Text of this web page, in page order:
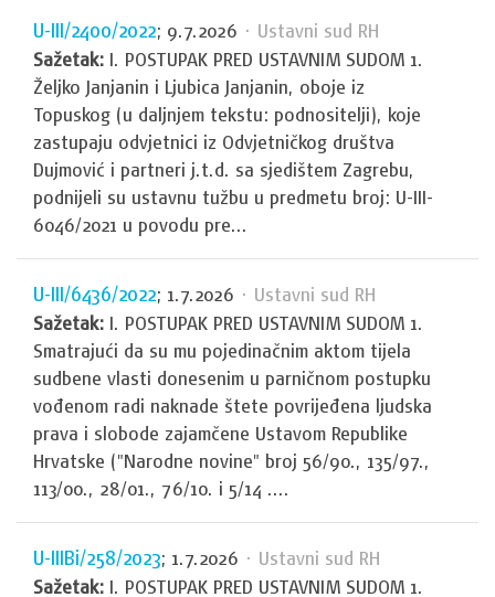
U-III/2400/2022; 9.7.2026 · Ustavni sud RH
Sažetak: I. POSTUPAK PRED USTAVNIM SUDOM 1.
Željko Janjanin i Ljubica Janjanin, oboje iz
Topuskog (u daljnjem tekstu: podnositelji), koje
zastupaju odvjetnici iz Odvjetničkog društva
Dujmović i partneri j.t.d. sa sjedištem Zagrebu,
podnijeli su ustavnu tužbu u predmetu broj: U-III-
6046/2021 u povodu pre...
U-III/6436/2022; 1.7.2026 · Ustavni sud RH
Sažetak: I. POSTUPAK PRED USTAVNIM SUDOM 1.
Smatrajući da su mu pojedinačnim aktom tijela
sudbene vlasti donesenim u parničnom postupku
vođenom radi naknade štete povrijeđena ljudska
prava i slobode zajamčene Ustavom Republike
Hrvatske ("Narodne novine" broj 56/90., 135/97.,
113/00., 28/01., 76/10. i 5/14 ....
U-IIIBi/258/2023; 1.7.2026 · Ustavni sud RH
Sažetak: I. POSTUPAK PRED USTAVNIM SUDOM 1.